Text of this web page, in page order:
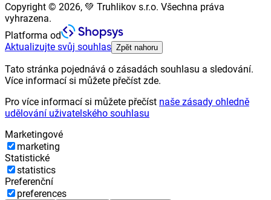
Copyright © 2026, 💚 Truhlikov s.r.o. Všechna práva
vyhrazena.
Platforma od
Aktualizujte svůj souhlas Zpět nahoru
Tato stránka pojednává o zásadách souhlasu a sledování.
Více informací si můžete přečíst zde.
Pro více informací si můžete přečíst naše zásady ohledně
udělování uživatelského souhlasu
Marketingové
marketing
Statistické
statistics
Preferenční
preferences